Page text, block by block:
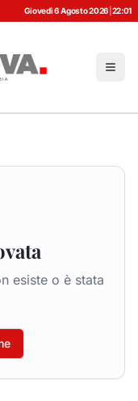
Giovedì 6 Agosto 2026 22:01
esiste o è stata